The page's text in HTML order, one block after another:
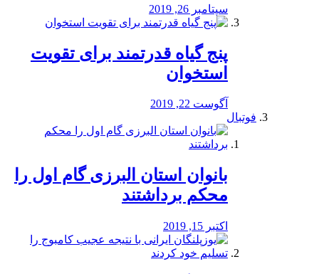
سپتامبر 26, 2019
پنج گیاه قدرتمند برای تقویت
استخوان
آگوست 22, 2019
فوتبال
بانوان استان البرزی گام اول را
محكم برداشتند
اکتبر 15, 2019